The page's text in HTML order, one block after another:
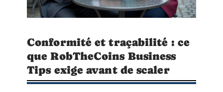
Conformité et traçabilité : ce
que RobTheCoins Business
Tips exige avant de scaler